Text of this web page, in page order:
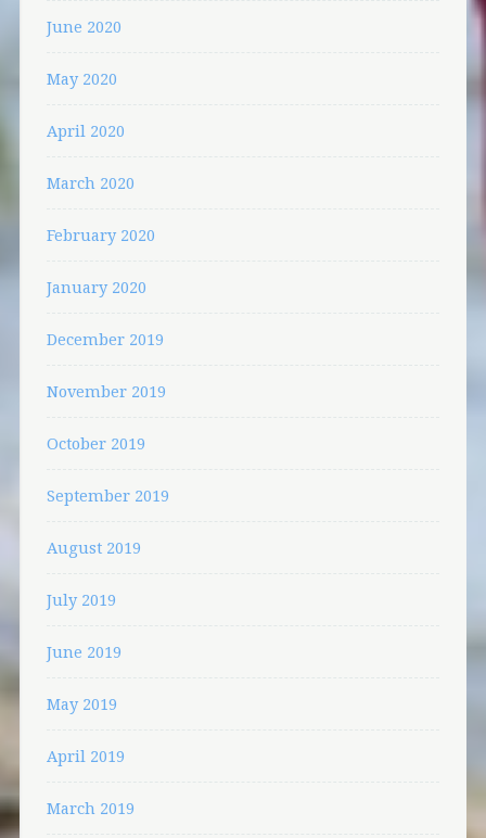
June 2020
May 2020
April 2020
March 2020
February 2020
January 2020
December 2019
November 2019
October 2019
September 2019
August 2019
July 2019
June 2019
May 2019
April 2019
March 2019